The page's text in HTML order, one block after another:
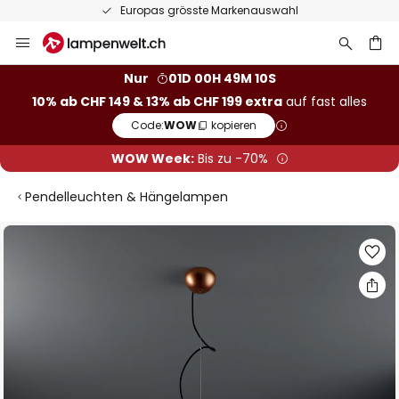
Europas grösste Markenauswahl
Inhalt
Nur
01D 00H 49M 09S
10% ab CHF 149 & 13% ab CHF 199 extra auf fast alles
Code:WOW kopieren
WOW Week:Bis zu -70%
Pendelleuchten & Hängelampen
Zum